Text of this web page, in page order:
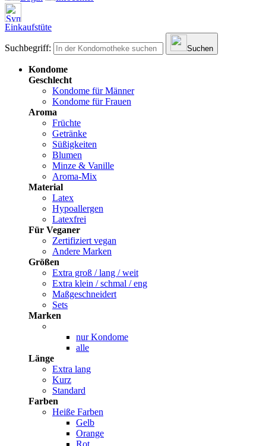
Einkaufstüte
Suchbegriff: Suchen
Kondome
Geschlecht
Kondome für Männer
Kondome für Frauen
Aroma
Früchte
Getränke
Süßigkeiten
Blumen
Minze & Vanille
Aroma-Mix
Material
Latex
Hypoallergen
Latexfrei
Für Veganer
Zertifiziert vegan
Andere Marken
Größen
Extra groß / lang / weit
Extra klein / schmal / eng
Maßgeschneidert
Sets
Marken
nur Kondome
alle
Länge
Extra lang
Kurz
Standard
Farben
Heiße Farben
Gelb
Orange
Rot